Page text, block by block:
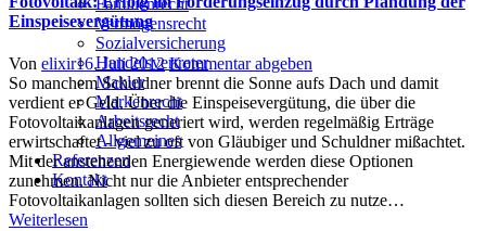
Vermögensrecht
Sozialversicherung
Handelsvertreter
Makler
Markenrecht
Arbeitsrecht
Allgemeines
Referenzen
Kontakt
Einspeisevergütung
Author
Von elixirPosted
on
16. Juli 2012 Kommentar abgeben
So manchem Schuldner brennt die Sonne aufs Dach und damit
verdient er Geld. Über die Einspeisevergütung, die über die
Fotovoltaikanlagen generiert wird, werden regelmäßig Erträge
erwirtschaftet - viel zu oft von Gläubiger und Schuldner mißachtet.
Mit der anstehenden Energiewende werden diese Optionen
zunehmen. Nicht nur die Anbieter entsprechender
Fotovoltaikanlagen sollten sich diesen Bereich zu nutze…
Weiterlesen